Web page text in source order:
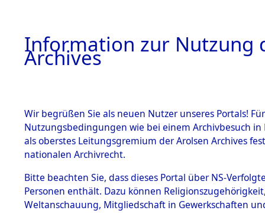
BESTÄNDE
1.
Inhaftierungsdoku
mente
1.2.9 Beim ITS
0001
Information zur Nutzung
Archives
Wir begrüßen Sie als neuen Nutzer unseres Portals!
Nutzungsbedingungen wie bei einem Archivbesuch
als oberstes Leitungsgremium der Arolsen Archives
nationalen Archivrecht.
Bitte beachten Sie, dass dieses Portal über NS-
Personen enthält. Dazu können
Weltanschauung, Mitgliedschaft in Gewerkschaften